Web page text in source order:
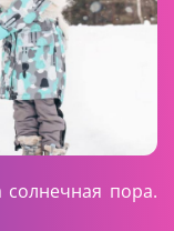
пора.